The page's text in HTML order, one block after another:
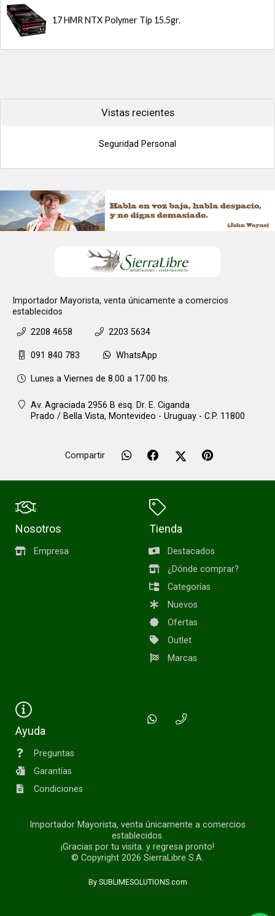
17 HMR NTX Polymer Tip 15.5gr.
Vistas recientes
Seguridad Personal
Importador Mayorista, venta únicamente a comercios
establecidos
2208 4658
2203 5634
091 840 783 WhatsApp
Lunes a Viernes de 8.00 a 17.00 hs.
Av. Agraciada 2956 B esq. Dr. E. Ciganda
Prado / Bella Vista, Montevideo - Uruguay - C.P. 11800
Compartir
Nosotros
Empresa
Tienda
Destacados
¿Dónde comprar?
Categorías
Nuevos
Ofertas
Outlet
Marcas
Ayuda
Preguntas
Garantías
Condiciones
Importador Mayorista, venta únicamente a comercios
establecidos.
¡Gracias por tu visita. y regresa pronto!
© Copyright 2026 SierraLibre S.A.
By SUBLIMESOLUTIONS.com